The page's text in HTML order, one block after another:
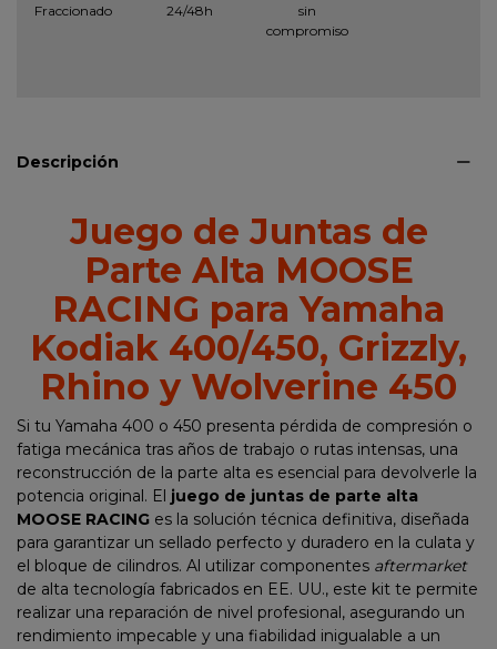
Fraccionado
24/48h
sin
compromiso
Descripción
Juego de Juntas de
Parte Alta MOOSE
RACING para Yamaha
Kodiak 400/450, Grizzly,
Rhino y Wolverine 450
Si tu Yamaha 400 o 450 presenta pérdida de compresión o
fatiga mecánica tras años de trabajo o rutas intensas, una
reconstrucción de la parte alta es esencial para devolverle la
potencia original. El juego de juntas de parte alta
MOOSE RACING es la solución técnica definitiva, diseñada
para garantizar un sellado perfecto y duradero en la culata y
el bloque de cilindros. Al utilizar componentes aftermarket
de alta tecnología fabricados en EE. UU., este kit te permite
realizar una reparación de nivel profesional, asegurando un
rendimiento impecable y una fiabilidad inigualable a un